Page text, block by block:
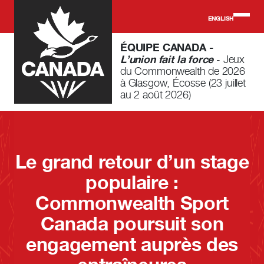
Skip to main content
ENGLISH
ÉQUIPE CANADA -
L’union fait la force- Jeux
du Commonwealth de 2026
à Glasgow, Écosse (23 juillet
au 2 août 2026)
Le grand retour d’un stage
populaire :
Commonwealth Sport
Canada poursuit son
engagement auprès des